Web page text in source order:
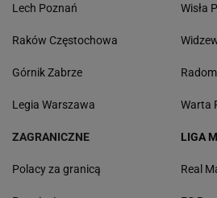
Lech Poznań
Raków Częstochowa
Górnik Zabrze
Legia Warszawa
Wisła
Warta
ZAGRANICZNE
Polacy za granicą
LIGA
Real